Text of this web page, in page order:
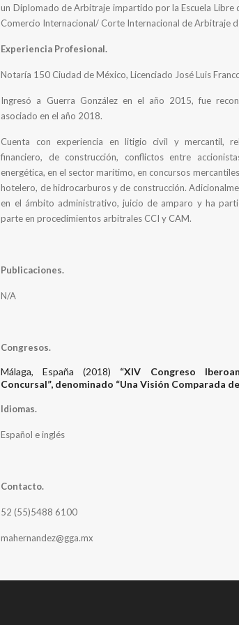
un Diplomado de Arbitraje impartido por la Escuela Libre
Comercio Internacional/ Corte Internacional de Arbitraje
Experiencia Profesional.
Notaría 150 Ciudad de México, Licenciado José Luis
Ingresó a Guerra González en el año 2015, fue
asociado en el año 2018.
Cuenta con experiencia en litigio civil y mercantil,
financiero, de construcción, conflictos entre
energética, en el sector marítimo, en concursos
hotelero, de hidrocarburos y de construcción.
en el ámbito administrativo, juicio de amparo y ha
parte en procedimientos arbitrales CCI y CAM.
Publicaciones.
N/A
Congresos.
Málaga, España (2018) “XIV Congreso
Concursal”, denominado “Una Visión Comparada
Idiomas.
Español e inglés
Contacto.
52 (55)5488 6100
mahernandez@gga.mx